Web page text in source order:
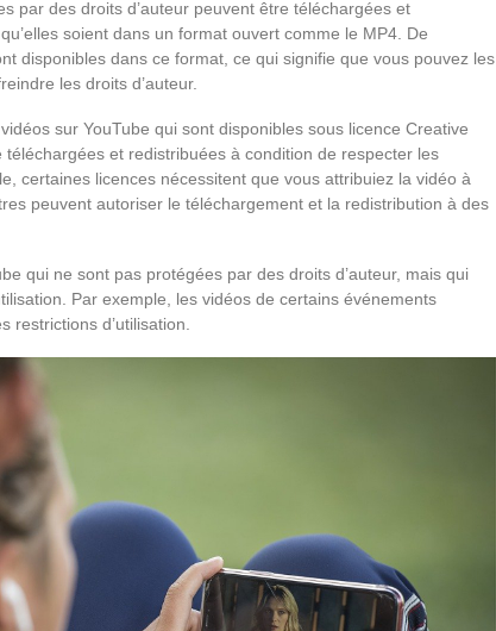
par des droits d’auteur peuvent être téléchargées et
soient dans un format ouvert comme le MP4. De
disponibles dans ce format, ce qui signifie que vous pouvez les
les droits d’auteur.
sur YouTube qui sont disponibles sous licence Creative
et redistribuées à condition de respecter les
certaines licences nécessitent que vous attribuiez la vidéo à
peuvent autoriser le téléchargement et la redistribution à des
qui ne sont pas protégées par des droits d’auteur, mais qui
Par exemple, les vidéos de certains événements
restrictions d’utilisation.